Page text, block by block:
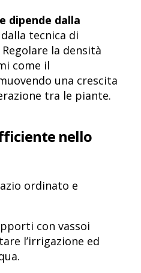
dipende dalla
tecnica di
la densità
come il
una crescita
tra le piante.
nello
ordinato e
con vassoi
l’irrigazione ed